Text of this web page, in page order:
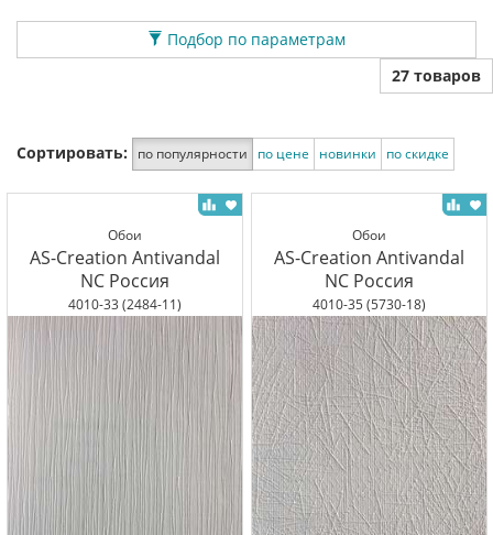
Подбор по параметрам
27 товаров
Сортировать: по популярности по цене новинки по скидке
Обои
AS-Creation Antivandal
NC Россия
4010-33 (2484-11)
Обои
AS-Creation Antivandal
NC Россия
4010-35 (5730-18)